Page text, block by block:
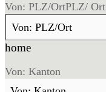
Von: PLZ/OrtPLZ/ Ort
home
Von: Kanton